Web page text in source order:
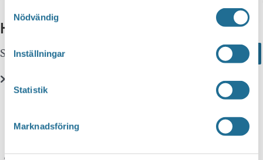
Nödvändig
Inställningar
Statistik
Marknadsföring
Hittar du inte vad du söker?
Sök här... Search